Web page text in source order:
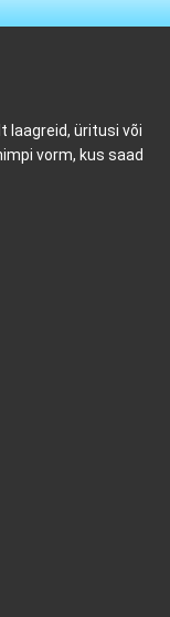
laagreid, üritusi või
vorm, kus saad